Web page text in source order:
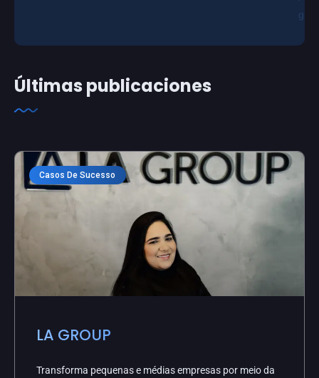
Últimas publicaciones
Casos De Sucesso
LA GROUP
Transforma pequenas e médias empresas por meio da